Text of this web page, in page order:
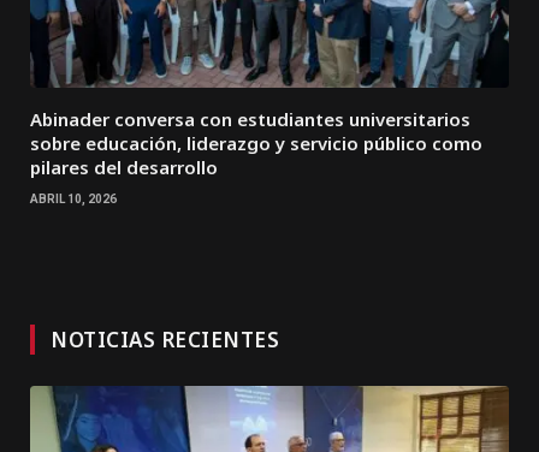
Abinader conversa con estudiantes universitarios
sobre educación, liderazgo y servicio público como
pilares del desarrollo
ABRIL 10, 2026
NOTICIAS RECIENTES